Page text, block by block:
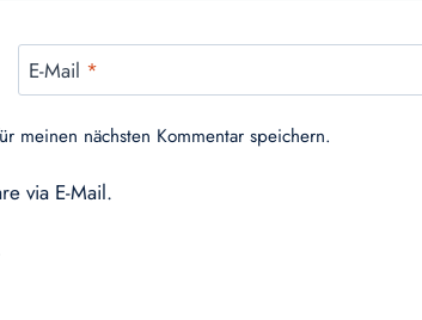
E-Mail *
meinen nächsten Kommentar speichern.
via E-Mail.